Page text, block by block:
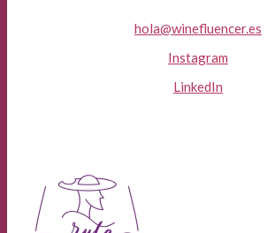
hola@winefluencer.es
Instagram
LinkedIn